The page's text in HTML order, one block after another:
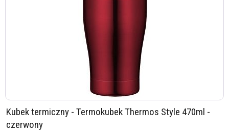
Kubek termiczny - Termokubek Thermos Style 470ml -
czerwony